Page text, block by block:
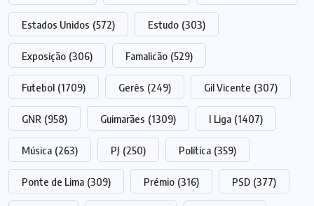
Estados Unidos (572) Estudo (303)
Exposição (306) Famalicão (529)
Futebol (1709) Gerês (249) Gil Vicente (307)
GNR (958) Guimarães (1309) I Liga (1407)
Música (263) PJ (250) Política (359)
Ponte de Lima (309) Prémio (316) PSD (377)